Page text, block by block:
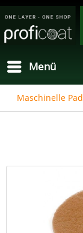
Menü
Maschinelle